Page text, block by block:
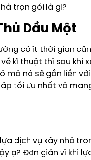
trọn gói là gì?
Dầu Một
có ít thời gian
kĩ thuật thì sau khi
mà nó sẽ gắn liền
tối ưu nhất và
dịch vụ xây nhà
ạ? Đơn giản vì khi